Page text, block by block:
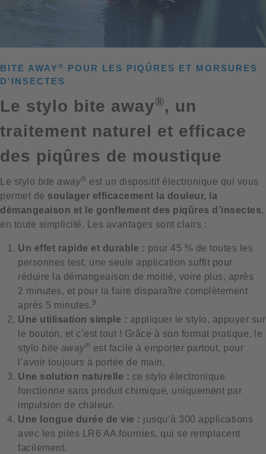
BITE AWAY®
POUR LES PIQÛRES ET MORSURES
D'INSECTES
Le stylo bite away®, un
traitement naturel et efficace
des piqûres de moustique
Le stylo bite away® est un dispositif électronique qui vous
permet de soulager efficacement la douleur, la
démangeaison et le gonflement des piqûres d’insectes,
en toute simplicité. Les avantages sont clairs :
Un effet rapide et durable : pour 45 % de toutes les
personnes test, une seule application suffit pour
réduire la démangeaison de moitié, voire plus, après
2 minutes, et pour la faire disparaître complètement
après 5 minutes.9
Une utilisation simple : appliquer le stylo, appuyer sur
le bouton, et c’est tout ! Grâce à son format pratique, le
stylo bite away® est facile à emporter partout, pour
l’avoir toujours à portée de main.
Une solution naturelle : ce stylo électronique
fonctionne sans produit chimique, uniquement par
impulsion de chaleur.
Une longue durée de vie : jusqu’à 300 applications
avec les piles LR6 AA fournies, qui se remplacent
facilement.